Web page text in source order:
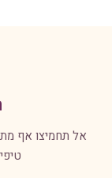
אל תחמיצו אף